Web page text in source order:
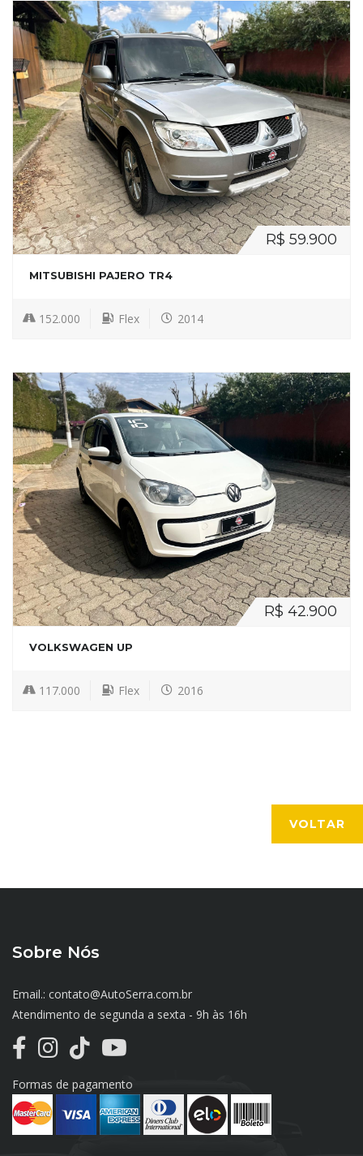
R$ 59.900
MITSUBISHI PAJERO TR4
152.000 Flex 2014
R$ 42.900
VOLKSWAGEN UP
117.000 Flex 2016
VOLTAR
Sobre Nós
Email.: contato@AutoSerra.com.br
Atendimento de segunda a sexta - 9h às 16h
Formas de pagamento